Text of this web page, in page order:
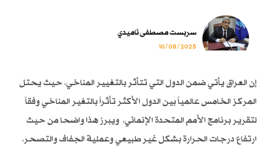
سربست مصطفى ئاميدي
10/08/2025
إن العراق يأتي ضمن الدول التي تتأثر بالتغيير المناخي، حيث يحتل
المركز الخامس عالمياً بين الدول الأكثر تأثراً بالتغير المناخي وفقاً
لتقرير برنامج الأمم المتحدة الإنمائي، ويبرز هذا واضحا من حيث
ارتفاع درجات الحرارة بشكل غير طبيعي وعملية الجفاف والتصحر،